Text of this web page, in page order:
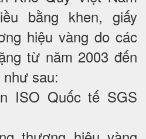
bằng khen, giấy
hiệu vàng do các
từ năm 2003 đến
sau:
ISO Quốc tế SGS